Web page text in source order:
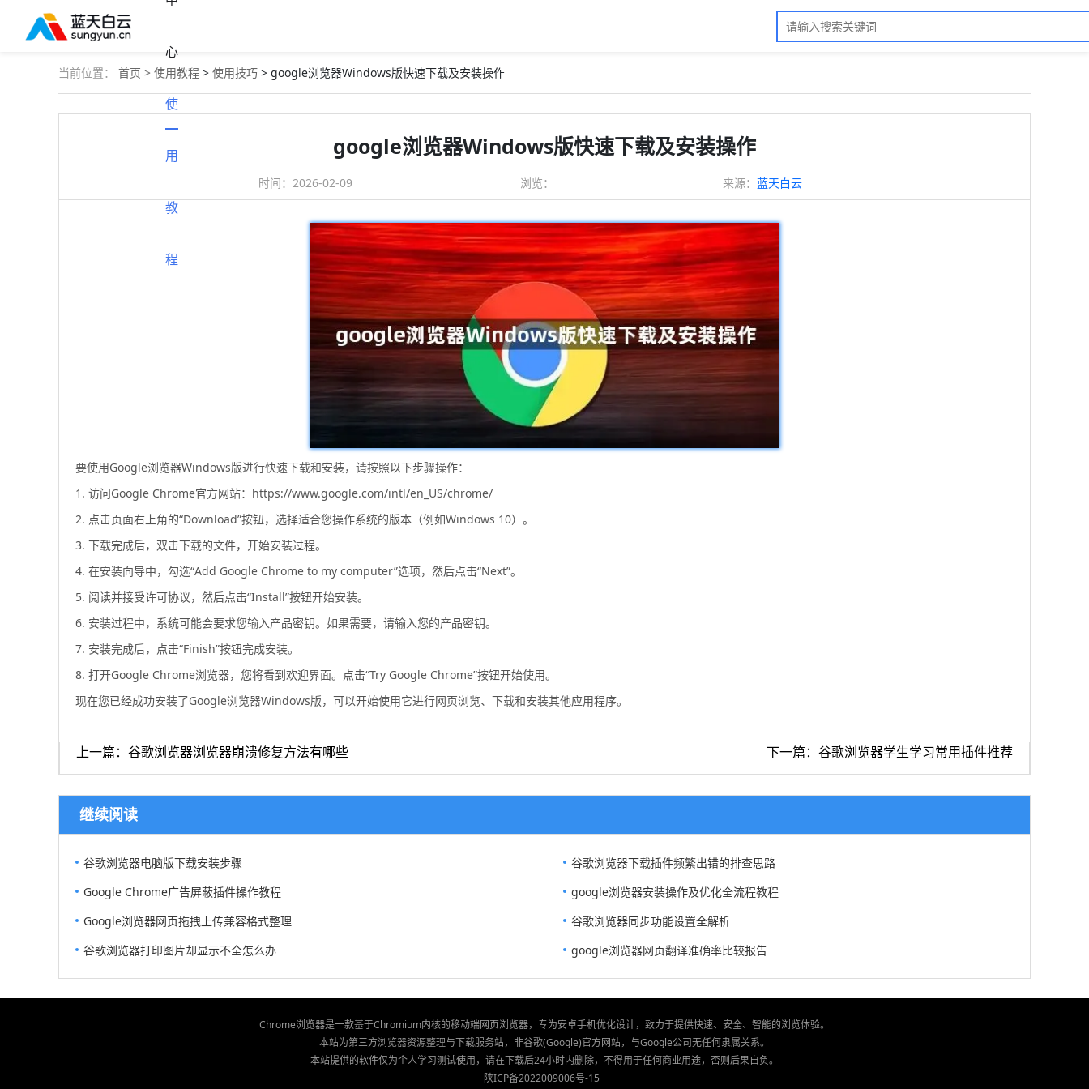
心
使
用
教
程
当前位置： 首页 > 使用教程 > 使用技巧 > google浏览器Windows版快速下载及安装操作
google浏览器Windows版快速下载及安装操作
时间：2026-02-09 浏览： 来源： 蓝天白云
要使用Google浏览器Windows版进行快速下载和安装，请按照以下步骤操作：
1. 访问Google Chrome官方网站：https://www.google.com/intl/en_US/chrome/
2. 点击页面右上角的“Download”按钮，选择适合您操作系统的版本（例如Windows 10）。
3. 下载完成后，双击下载的文件，开始安装过程。
4. 在安装向导中，勾选“Add Google Chrome to my computer”选项，然后点击“Next”。
5. 阅读并接受许可协议，然后点击“Install”按钮开始安装。
6. 安装过程中，系统可能会要求您输入产品密钥。如果需要，请输入您的产品密钥。
7. 安装完成后，点击“Finish”按钮完成安装。
8. 打开Google Chrome浏览器，您将看到欢迎界面。点击“Try Google Chrome”按钮开始使用。
现在您已经成功安装了Google浏览器Windows版，可以开始使用它进行网页浏览、下载和安装其他应用程序。
上一篇：谷歌浏览器浏览器崩溃修复方法有哪些 下一篇：谷歌浏览器学生学习常用插件推荐
继续阅读
谷歌浏览器电脑版下载安装步骤
谷歌浏览器下载插件频繁出错的排查思路
Google Chrome广告屏蔽插件操作教程
google浏览器安装操作及优化全流程教程
Google浏览器网页拖拽上传兼容格式整理
谷歌浏览器同步功能设置全解析
谷歌浏览器打印图片却显示不全怎么办
google浏览器网页翻译准确率比较报告
Chrome浏览器是一款基于Chromium内核的移动端网页浏览器，专为安卓手机优化设计，致力于提供快速、安全、智能的浏览体验。
本站为第三方浏览器资源整理与下载服务站，非谷歌(Google)官方网站，与Google公司无任何隶属关系。
本站提供的软件仅为个人学习测试使用，请在下载后24小时内删除，不得用于任何商业用途，否则后果自负。
陕ICP备2022009006号-15